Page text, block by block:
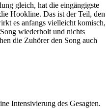
gleich, hat die eingängigste
Hookline. Das ist der Teil, den
es anfangs vielleicht komisch,
wiederholt und nichts
die Zuhörer den Song auch
Intensivierung des Gesagten.